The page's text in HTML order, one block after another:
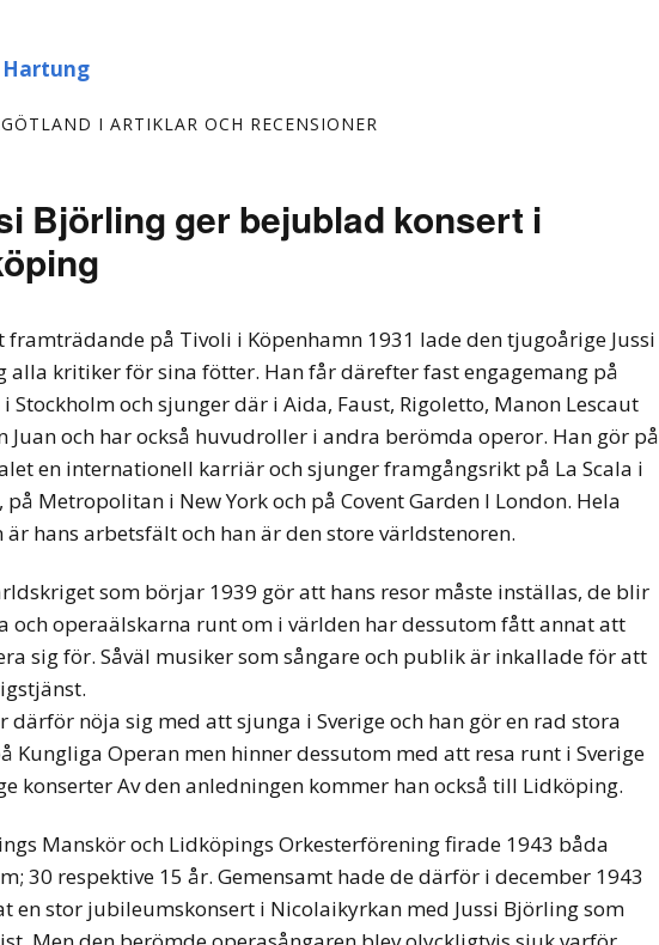
I ARTIKLAR OCH RECENSIONER
Björling ger bejublad konsert i
framträdande på Tivoli i Köpenhamn 1931 lade den tjugoårige Jussi
alla kritiker för sina fötter. Han får därefter fast engagemang på
Stockholm och sjunger där i Aida, Faust, Rigoletto, Manon Lescaut
Juan och har också huvudroller i andra berömda operor. Han gör på
en internationell karriär och sjunger framgångsrikt på La Scala i
på Metropolitan i New York och på Covent Garden I London. Hela
är hans arbetsfält och han är den store världstenoren.
som börjar 1939 gör att hans resor måste inställas, de blir
och operaälskarna runt om i världen har dessutom fått annat att
sig för. Såväl musiker som sångare och publik är inkallade för att
därför nöja sig med att sjunga i Sverige och han gör en rad stora
Kungliga Operan men hinner dessutom med att resa runt i Sverige
konserter Av den anledningen kommer han också till Lidköping.
Manskör och Lidköpings Orkesterförening firade 1943 båda
30 respektive 15 år. Gemensamt hade de därför i december 1943
en stor jubileumskonsert i Nicolaikyrkan med Jussi Björling som